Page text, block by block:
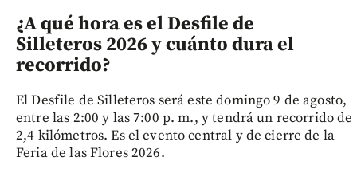
¿A qué hora es el Desfile de
Silleteros 2026 y cuánto dura el
recorrido?
El Desfile de Silleteros será este domingo 9 de agosto,
entre las 2:00 y las 7:00 p. m., y tendrá un recorrido de
2,4 kilómetros. Es el evento central y de cierre de la
Feria de las Flores 2026.